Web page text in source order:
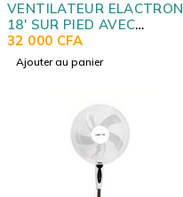
VENTILATEUR ELACTRON
18' SUR PIED AVEC
TELECOMMANDE BLANC
L96
32 000 CFA
Ajouter au panier